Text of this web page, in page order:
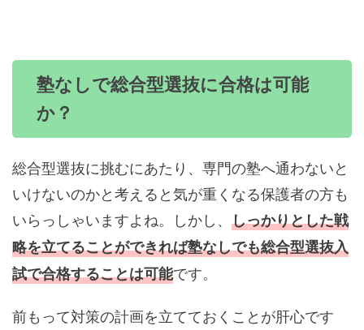
塾なしで総合型選抜に合格は可能
か？
総合型選抜に挑むにあたり、専門の塾へ通わないと
いけないのかと考えると気が重くなる保護者の方も
いらっしゃいますよね。しかし、 しっかりとした戦
略を立てることができれば塾なしでも総合型選抜入
試で合格することは可能です。
前もって対策の計画を立てておくことが肝心です